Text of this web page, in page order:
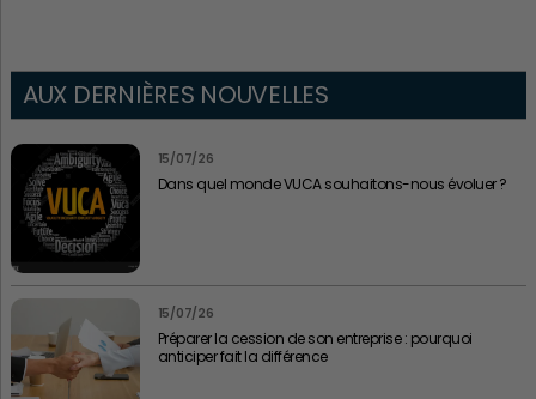
AUX DERNIÈRES NOUVELLES
15/07/26
Dans quel monde VUCA souhaitons-nous évoluer ?
15/07/26
Préparer la cession de son entreprise : pourquoi
anticiper fait la différence